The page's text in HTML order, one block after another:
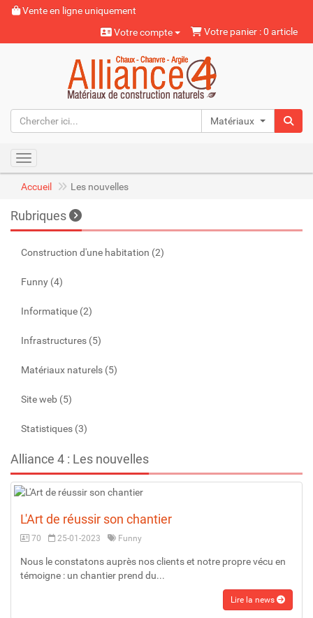
Vente en ligne uniquement
Votre compte
Votre panier : 0 article
Matériaux naturels
Toggle navigation
Accueil Les nouvelles
Rubriques
Construction d'une habitation (2)
Funny (4)
Informatique (2)
Infrastructures (5)
Matériaux naturels (5)
Site web (5)
Statistiques (3)
Alliance 4 : Les nouvelles
L'Art de réussir son chantier
70 25-01-2023 Funny
Nous le constatons auprès nos clients et notre propre vécu en
témoigne : un chantier prend du...
Lire la news